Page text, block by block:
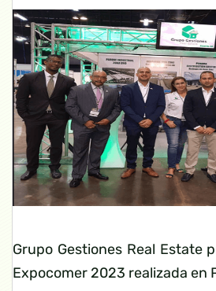
Grupo Gestiones Real Estate
Expocomer 2023 realizada en